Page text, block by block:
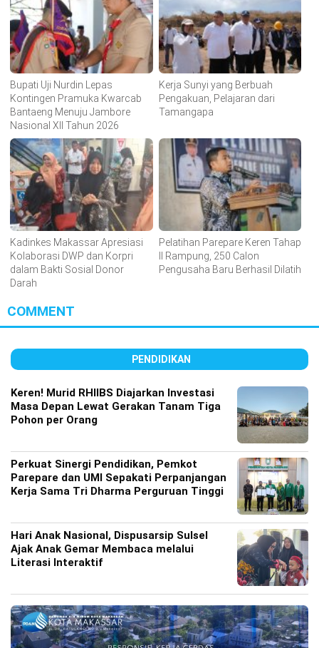
Bupati Uji Nurdin Lepas
Kontingen Pramuka Kwarcab
Bantaeng Menuju Jambore
Nasional XII Tahun 2026
Kerja Sunyi yang Berbuah
Pengakuan, Pelajaran dari
Tamangapa
Kadinkes Makassar Apresiasi
Kolaborasi DWP dan Korpri
dalam Bakti Sosial Donor
Darah
Pelatihan Parepare Keren Tahap
II Rampung, 250 Calon
Pengusaha Baru Berhasil Dilatih
COMMENT
PENDIDIKAN
Keren! Murid RHIIBS Diajarkan Investasi
Masa Depan Lewat Gerakan Tanam Tiga
Pohon per Orang
Perkuat Sinergi Pendidikan, Pemkot
Parepare dan UMI Sepakati Perpanjangan
Kerja Sama Tri Dharma Perguruan Tinggi
Hari Anak Nasional, Dispusarsip Sulsel
Ajak Anak Gemar Membaca melalui
Literasi Interaktif